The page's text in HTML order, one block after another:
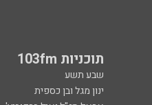
תוכניות 103fm
שבע תשע
ינון מגל ובן כספית